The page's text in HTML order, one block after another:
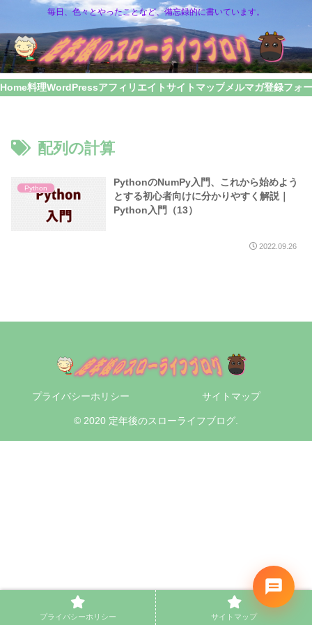
毎日、色々とやったことなど、備忘録的に書いています。
Home料理WordPressアフィリエイトサイトマップメルマガ登録フォ
配列の計算
Python
PythonのNumPy入門、これから始めよう
とする初心者向けに分かりやすく解説｜
Python入門（13）
2022.09.26
プライバシーホリシー サイトマップ
© 2020 定年後のスローライフブログ.
プライバシーホリシー サイトマップ